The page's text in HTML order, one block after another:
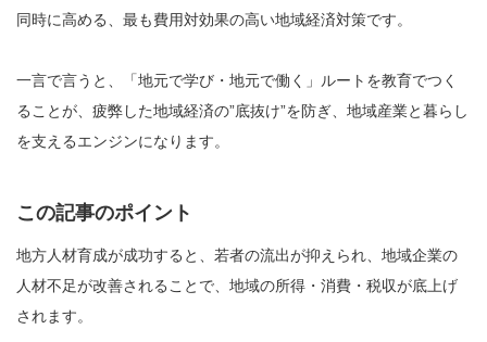
同時に高める、最も費用対効果の高い地域経済対策です。
一言で言うと、「地元で学び・地元で働く」ルートを教育でつく
ることが、疲弊した地域経済の”底抜け”を防ぎ、地域産業と暮らし
を支えるエンジンになります。
この記事のポイント
地方人材育成が成功すると、若者の流出が抑えられ、地域企業の
人材不足が改善されることで、地域の所得・消費・税収が底上げ
されます。